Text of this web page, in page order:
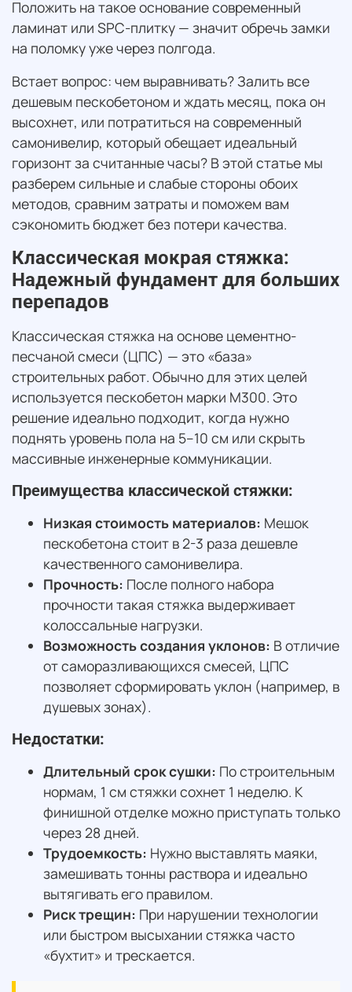
Положить на такое основание современный
ламинат или SPC-плитку — значит обречь замки
на поломку уже через полгода.
Встает вопрос: чем выравнивать? Залить все
дешевым пескобетоном и ждать месяц, пока он
высохнет, или потратиться на современный
самонивелир, который обещает идеальный
горизонт за считанные часы? В этой статье мы
разберем сильные и слабые стороны обоих
методов, сравним затраты и поможем вам
сэкономить бюджет без потери качества.
Классическая мокрая стяжка:
Надежный фундамент для больших
перепадов
Классическая стяжка на основе цементно-
песчаной смеси (ЦПС) — это «база»
строительных работ. Обычно для этих целей
используется пескобетон марки М300. Это
решение идеально подходит, когда нужно
поднять уровень пола на 5–10 см или скрыть
массивные инженерные коммуникации.
Преимущества классической стяжки:
Низкая стоимость материалов: Мешок
пескобетона стоит в 2-3 раза дешевле
качественного самонивелира.
Прочность: После полного набора
прочности такая стяжка выдерживает
колоссальные нагрузки.
Возможность создания уклонов: В отличие
от саморазливающихся смесей, ЦПС
позволяет сформировать уклон (например, в
душевых зонах).
Недостатки:
Длительный срок сушки: По строительным
нормам, 1 см стяжки сохнет 1 неделю. К
финишной отделке можно приступать только
через 28 дней.
Трудоемкость: Нужно выставлять маяки,
замешивать тонны раствора и идеально
вытягивать его правилом.
Риск трещин: При нарушении технологии
или быстром высыхании стяжка часто
«бухтит» и трескается.